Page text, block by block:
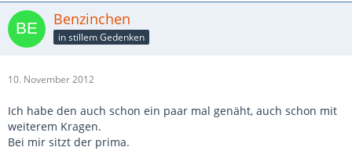
Benzinchen
in stillem Gedenken
10. November 2012
Ich habe den auch schon ein paar mal genäht, auch schon mit
weiterem Kragen.
Bei mir sitzt der prima.